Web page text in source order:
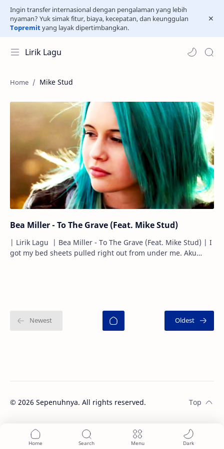
Ingin transfer internasional dengan pengalaman yang lebih
nyaman? Yuk simak fitur, biaya, kecepatan, dan keunggulan
Topremityang layak dipertimbangkan.
Lirik Lagu
Mike Stud
Bea Miller - To The Grave (Feat. Mike Stud)
| Lirik Lagu | Bea Miller - To The Grave (Feat. Mike Stud) | I
got my bed sheets pulled right out from under me. Aku
© 2026 Sepenuhnya. All rights reserved.